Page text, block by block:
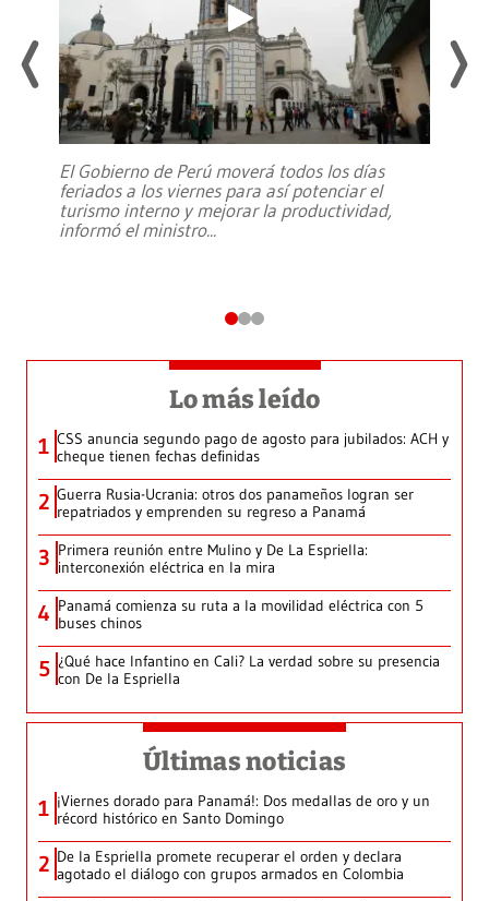
El Gobierno de Perú moverá todos los días
feriados a los viernes para así potenciar el
turismo interno y mejorar la productividad,
informó el ministro...
Lo más leído
1 CSS anuncia segundo pago de agosto para jubilados: ACH y
cheque tienen fechas definidas
2 Guerra Rusia-Ucrania: otros dos panameños logran ser
repatriados y emprenden su regreso a Panamá
3 Primera reunión entre Mulino y De La Espriella:
interconexión eléctrica en la mira
4 Panamá comienza su ruta a la movilidad eléctrica con 5
buses chinos
5 ¿Qué hace Infantino en Cali? La verdad sobre su presencia
con De la Espriella
Últimas noticias
1 ¡Viernes dorado para Panamá!: Dos medallas de oro y un
récord histórico en Santo Domingo
2 De la Espriella promete recuperar el orden y declara
agotado el diálogo con grupos armados en Colombia